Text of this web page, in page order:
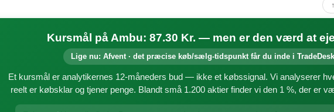
Kursmål på Ambu: 87.30 Kr. — men er den værd at
Lige nu: Afvent · det præcise køb/sælg-tidspunkt får du inde i TradeDesk
Et kursmål er analytikernes 12-måneders bud — ikke et købssignal. Vi analyserer
reelt er købsklar og tjener penge. Blandt små 1.200 aktier finder vi den 1 %, der er